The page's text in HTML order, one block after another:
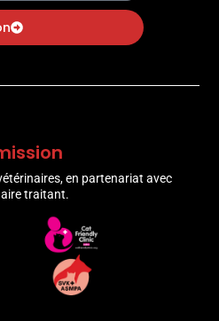
en partenariat avec
traitant.